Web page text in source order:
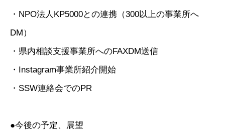
・NPO法人KP5000との連携（300以上の事業所へ
DM）
・県内相談支援事業所へのFAXDM送信
・Instagram事業所紹介開始
・SSW連絡会でのPR
●今後の予定、展望